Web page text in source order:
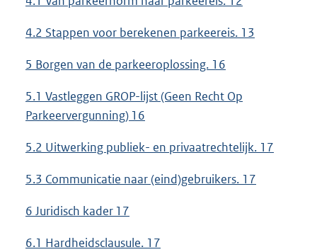
4.2 Stappen voor berekenen parkeereis. 13
5 Borgen van de parkeeroplossing. 16
5.1 Vastleggen GROP-lijst (Geen Recht Op
Parkeervergunning) 16
5.2 Uitwerking publiek- en privaatrechtelijk. 17
5.3 Communicatie naar (eind)gebruikers. 17
6 Juridisch kader 17
6.1 Hardheidsclausule. 17